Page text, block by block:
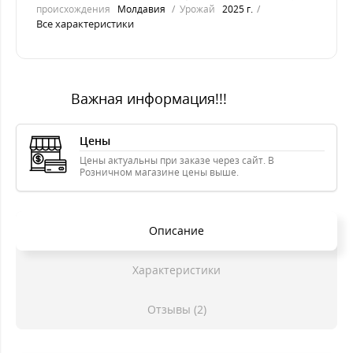
происхождения
Молдавия Урожай 2025 г.
Все характеристики
Важная информация!!!
Цены
Цены актуальны при заказе через сайт. В
Розничном магазине цены выше.
Описание
Характеристики
Отзывы (2)